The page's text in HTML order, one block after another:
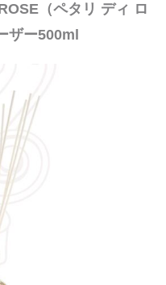
（ペタリ ディ ロ
ザー500ml